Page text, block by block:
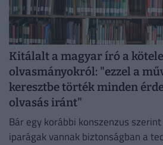
Kitálalt a magyar író a
olvasmányokról: "ezzel a
keresztbe törték minden
olvasás iránt"
Bár egy korábbi konszenzus
iparágak vannak biztonságban a